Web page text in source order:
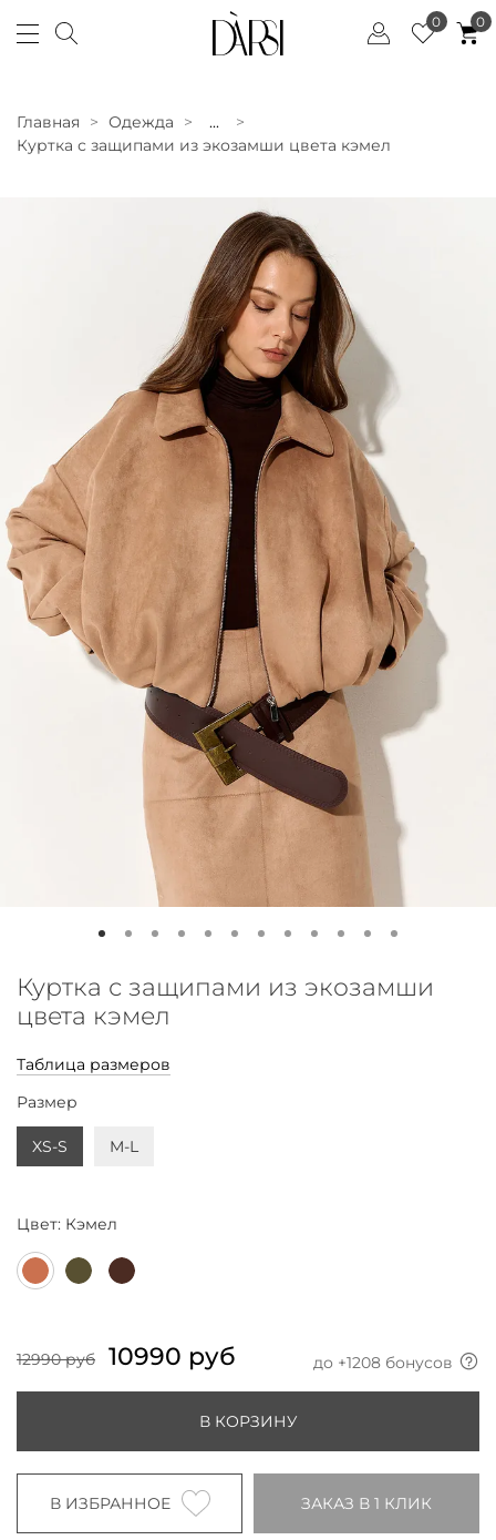
0 0
Главная Одежда
...
Куртка с защипами из экозамши цвета кэмел
Куртка с защипами из экозамши
цвета кэмел
Таблица размеров
Размер
XS-S M-L
Цвет: Кэмел
12990 руб 10990 руб до +1208 бонусов
В КОРЗИНУ
В ИЗБРАННОЕ ЗАКАЗ В 1 КЛИК